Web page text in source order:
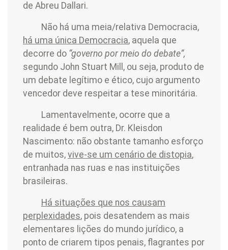
de Abreu Dallari.
Não há uma meia/relativa Democracia,
há uma única Democracia, aquela que
decorre do “governo por meio do debate”,
segundo John Stuart Mill, ou seja, produto de
um debate legítimo e ético, cujo argumento
vencedor deve respeitar a tese minoritária.
Lamentavelmente, ocorre que a
realidade é bem outra, Dr. Kleisdon
Nascimento: não obstante tamanho esforço
de muitos, vive-se um cenário de distopia,
entranhada nas ruas e nas instituições
brasileiras.
Há situações que nos causam
perplexidades, pois desatendem as mais
elementares lições do mundo jurídico, a
ponto de criarem tipos penais, flagrantes por